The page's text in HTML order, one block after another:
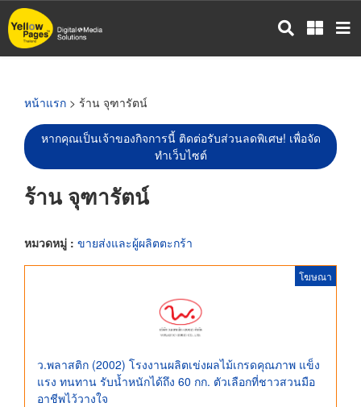
ข้าม
ไป
หน้าแรก > ร้าน จุฑารัตน์
หากคุณเป็นเจ้าของกิจการนี้ ติดต่อรับส่วนลดพิเศษ! เพื่อจัด
ทำเว็บไซต์
ร้าน จุฑารัตน์
หมวดหมู่ : ขายส่งและผู้ผลิตตะกร้า
โฆษณา
ว.พลาสติก (2002) โรงงานผลิตเข่งผลไม้เกรดคุณภาพ แข็ง
แรง ทนทาน รับน้ำหนักได้ถึง 60 กก. ตัวเลือกที่ชาวสวนมือ
อาชีพไว้วางใจ